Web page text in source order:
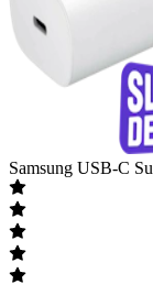
Samsung USB-C